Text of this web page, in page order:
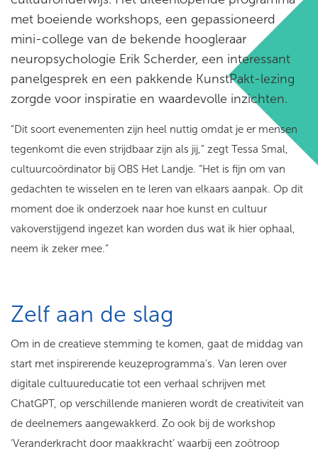
met boeiende workshops, een gepassioneerd
mini-college van de bekende hoogleraar
neuropsychologie Erik Scherder, een interessant
panelgesprek en een pakkende KunstPakt-lezing
zorgde voor inspiratie en waardevolle inzichten.
“Dit soort evenementen zijn heel nuttig omdat je er mensen
tegenkomt die even strijdbaar zijn als jij,” zegt Tessa Smal,
cultuurcoördinator bij OBS Het Landje. “Het is fijn om van
gedachten te wisselen en te leren van elkaars aanpak. Op dit
moment doe ik onderzoek naar hoe kunst en cultuur
vakoverstijgend ingezet kan worden dus wat ik hier ophaal,
neem ik zeker mee.”
Zelf aan de slag
Om in de creatieve stemming te komen, gaat de middag van
start met inspirerende keuzeprogramma’s. Van leren over
digitale cultuureducatie tot een verhaal schrijven met
ChatGPT, op verschillende manieren wordt de creativiteit van
de deelnemers aangewakkerd. Zo ook bij de workshop
‘Veranderkracht door maakkracht’ waarbij een zoötroop